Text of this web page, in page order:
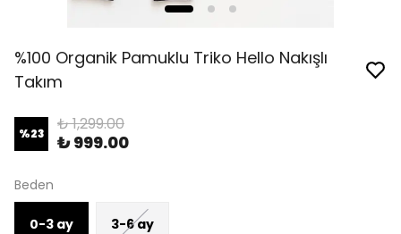
%100 Organik Pamuklu Triko Hello Nakışlı
Takım
%23 ₺ 1,299.00
₺ 999.00
Beden
0-3 ay 3-6 ay